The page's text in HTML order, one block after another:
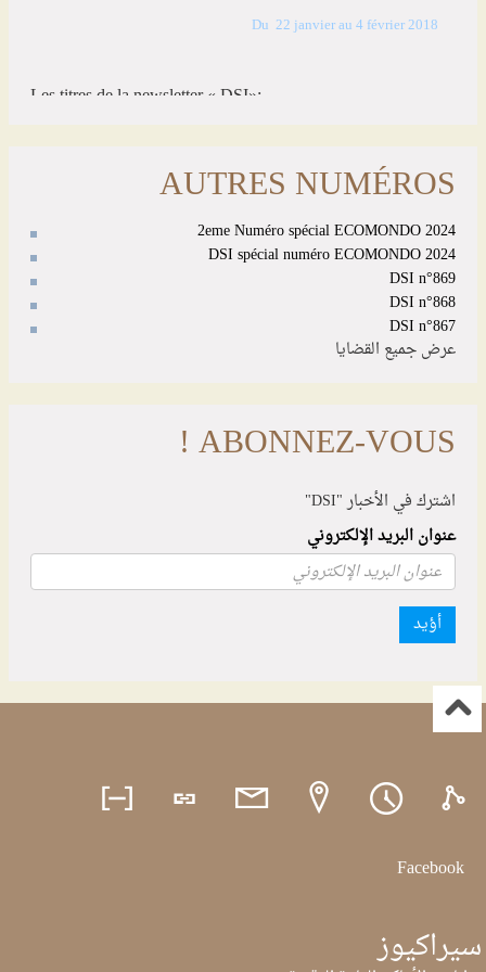
AUTRES NUMÉROS
2eme Numéro spécial ECOMONDO 2024
DSI spécial numéro ECOMONDO 2024
DSI n°869
DSI n°868
DSI n°867
عرض جميع القضايا
ABONNEZ-VOUS !
اشترك في الأخبار "DSI"
عنوان البريد الإلكتروني
أؤيد
Facebook
سيراكيوز